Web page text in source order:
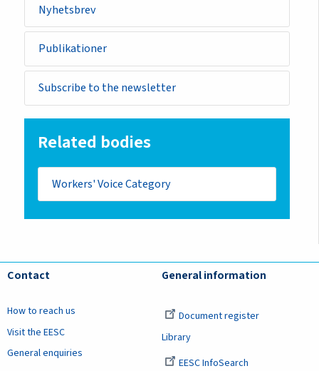
Nyhetsbrev
Publikationer
Subscribe to the newsletter
Related bodies
Workers' Voice Category
Contact
How to reach us
Visit the EESC
General enquiries
General information
Document register
Library
EESC InfoSearch